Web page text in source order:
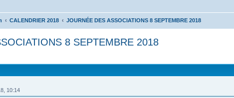
CALENDRIER 2018 JOURNÉE DES ASSOCIATIONS 8 SEPTEMBRE 2018
8 SEPTEMBRE 2018
10:14